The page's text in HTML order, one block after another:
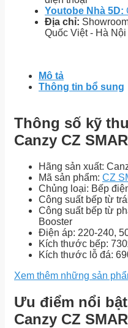
Youtobe Nhà 5D:
Địa chỉ:
Quốc Việt - Hà Nội
Mô tả
Thông tin bổ sung
Thông số kỹ
Canzy CZ
Hãng sản xuất:
Mã sản phẩm: CZ
Chủng loại: Bếp
Công suất bếp từ
Công suất bếp từ
Booster
Điện áp: 220-240,
Kích thước bếp:
Kích thước lỗ đá:
Xem thêm những sản
Ưu điểm nổi
Canzy CZ